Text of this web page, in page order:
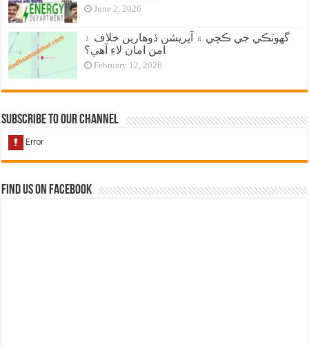
June 2, 2026
گهوٽڪي جي ڪچي ۾ آپريشن ڏوهارين خلاف ۽
امن امان لاءِ آهي؟
February 12, 2026
Subscribe to our Channel
Find us on Facebook